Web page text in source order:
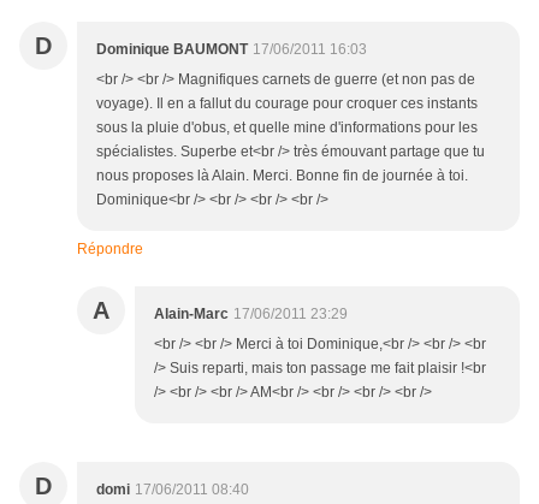
D Dominique BAUMONT 17/06/2011 16:03
<br /> <br /> Magnifiques carnets de guerre (et non pas de
voyage). Il en a fallut du courage pour croquer ces instants
sous la pluie d'obus, et quelle mine d'informations pour les
spécialistes. Superbe et<br /> très émouvant partage que tu
nous proposes là Alain. Merci. Bonne fin de journée à toi.
Dominique<br /> <br /> <br /> <br />
Répondre
A Alain-Marc 17/06/2011 23:29
<br /> <br /> Merci à toi Dominique,<br /> <br /> <br
/> Suis reparti, mais ton passage me fait plaisir !<br
/> <br /> <br /> AM<br /> <br /> <br /> <br />
D domi 17/06/2011 08:40